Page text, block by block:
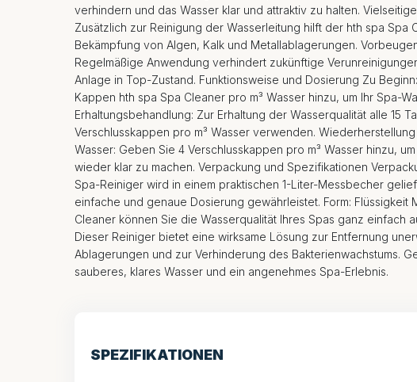
verhindern und das Wasser klar und attraktiv zu halten.
Zusätzlich zur Reinigung der Wasserleitung hilft der hth spa Spa
Bekämpfung von Algen, Kalk und Metallablagerungen.
Regelmäßige Anwendung verhindert zukünftige
Anlage in Top-Zustand. Funktionsweise und Dosierung Zu
Kappen hth spa Spa Cleaner pro m³ Wasser hinzu, um Ihr Spa-
Erhaltungsbehandlung: Zur Erhaltung der Wasserqualität alle 15
Verschlusskappen pro m³ Wasser verwenden.
Wasser: Geben Sie 4 Verschlusskappen pro m³ Wasser hinzu,
wieder klar zu machen. Verpackung und Spezifikationen
Spa-Reiniger wird in einem praktischen 1-Liter-Messbecher
einfache und genaue Dosierung gewährleistet. Form: Flüssigkeit
Cleaner können Sie die Wasserqualität Ihres Spas ganz einfach
Dieser Reiniger bietet eine wirksame Lösung zur Entfernung
Ablagerungen und zur Verhinderung des Bakterienwachstums.
sauberes, klares Wasser und ein angenehmes Spa-Erlebnis.
SPEZIFIKATIONEN